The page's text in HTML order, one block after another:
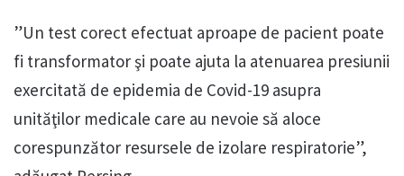
”Un test corect efectuat aproape de pacient poate
fi transformator şi poate ajuta la atenuarea presiunii
exercitată de epidemia de Covid-19 asupra
unităţilor medicale care au nevoie să aloce
corespunzător resursele de izolare respiratorie”,